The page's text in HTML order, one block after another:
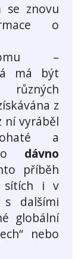
se znovu
o
–
má být
z
ní vyráběl
a
o dávno
příběh
sítích i v
dalšími
globální
nebo